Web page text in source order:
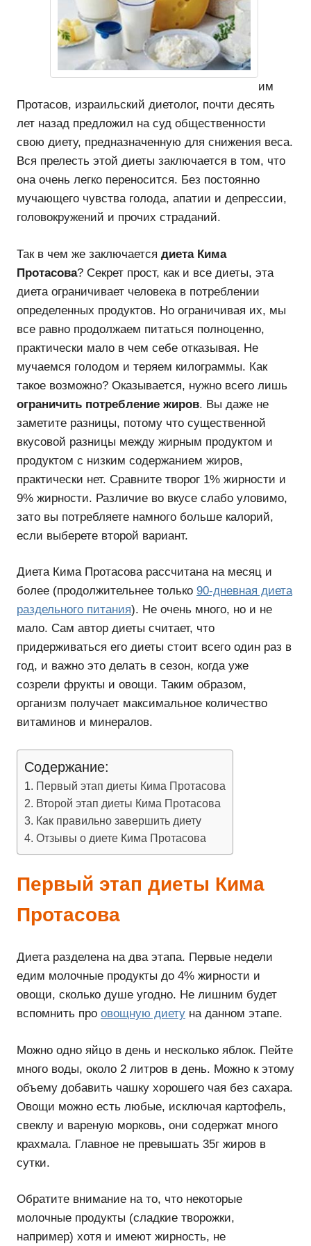
им
Протасов, израильский диетолог, почти десять
лет назад предложил на суд общественности
свою диету, предназначенную для снижения веса.
Вся прелесть этой диеты заключается в том, что
она очень легко переносится. Без постоянно
мучающего чувства голода, апатии и депрессии,
головокружений и прочих страданий.
Так в чем же заключается диета Кима
Протасова? Секрет прост, как и все диеты, эта
диета ограничивает человека в потреблении
определенных продуктов. Но ограничивая их, мы
все равно продолжаем питаться полноценно,
практически мало в чем себе отказывая. Не
мучаемся голодом и теряем килограммы. Как
такое возможно? Оказывается, нужно всего лишь
ограничить потребление жиров. Вы даже не
заметите разницы, потому что существенной
вкусовой разницы между жирным продуктом и
продуктом с низким содержанием жиров,
практически нет. Сравните творог 1% жирности и
9% жирности. Различие во вкусе слабо уловимо,
зато вы потребляете намного больше калорий,
если выберете второй вариант.
Диета Кима Протасова рассчитана на месяц и
более (продолжительнее только 90-дневная диета
раздельного питания). Не очень много, но и не
мало. Сам автор диеты считает, что
придерживаться его диеты стоит всего один раз в
год, и важно это делать в сезон, когда уже
созрели фрукты и овощи. Таким образом,
организм получает максимальное количество
витаминов и минералов.
Содержание:
Первый этап диеты Кима Протасова
Второй этап диеты Кима Протасова
Как правильно завершить диету
Отзывы о диете Кима Протасова
Первый этап диеты Кима
Протасова
Диета разделена на два этапа. Первые недели
едим молочные продукты до 4% жирности и
овощи, сколько душе угодно. Не лишним будет
вспомнить про овощную диету на данном этапе.
Можно одно яйцо в день и несколько яблок. Пейте
много воды, около 2 литров в день. Можно к этому
объему добавить чашку хорошего чая без сахара.
Овощи можно есть любые, исключая картофель,
свеклу и вареную морковь, они содержат много
крахмала. Главное не превышать 35г жиров в
сутки.
Обратите внимание на то, что некоторые
молочные продукты (сладкие творожки,
например) хотя и имеют жирность, не